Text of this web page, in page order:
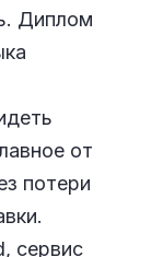
Диплом
от
потери
сервис